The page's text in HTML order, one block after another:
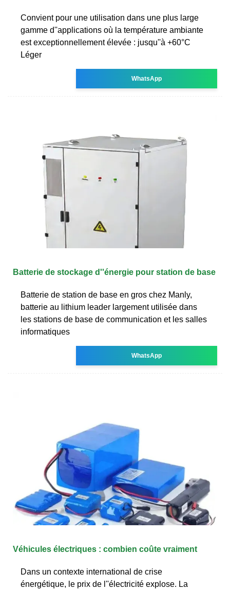
Convient pour une utilisation dans une plus large
gamme d''applications où la température ambiante
est exceptionnellement élevée : jusqu''à +60°C
Léger
WhatsApp
Batterie de stockage d''énergie pour station de base
Batterie de station de base en gros chez Manly,
batterie au lithium leader largement utilisée dans
les stations de base de communication et les salles
informatiques
WhatsApp
Véhicules électriques : combien coûte vraiment
Dans un contexte international de crise
énergétique, le prix de l''électricité explose. La